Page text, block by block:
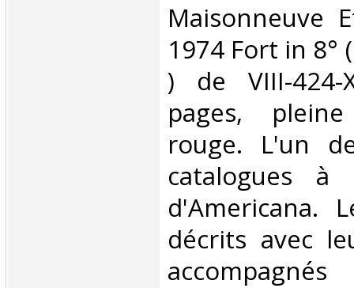
‎Maisonneuve
1974 Fort in 8°
) de VIII-424-
pages,
rouge. L'un
catalogues à
d'Americana.
décrits avec